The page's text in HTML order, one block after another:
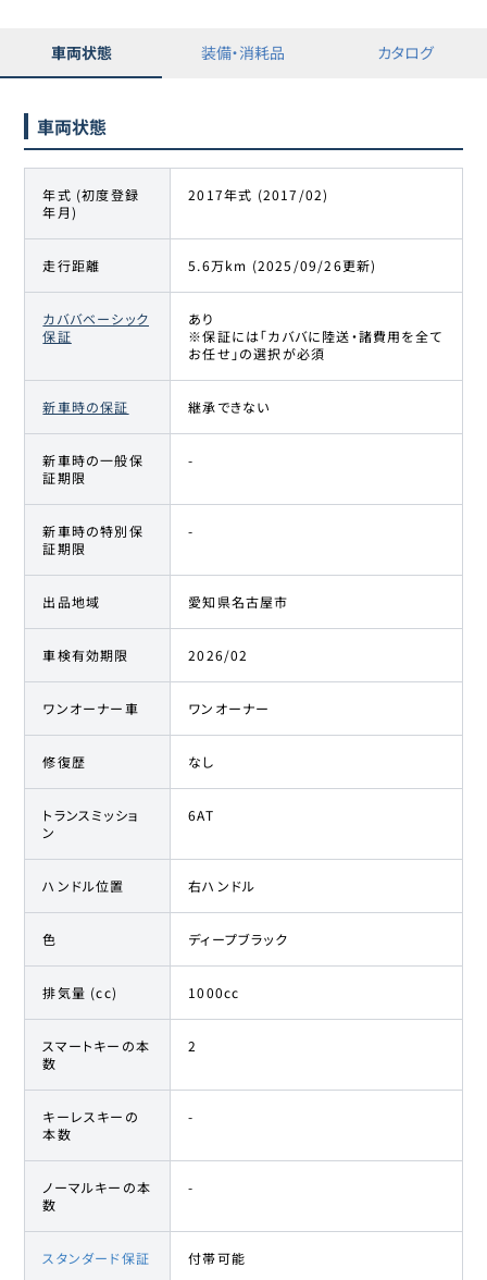
車両状態 装備・消耗品 カタログ
車両状態
年式 (初度登録
年月)
2017年式 (2017/02)
走行距離 5.6万km (2025/09/26更新)
カババベーシック
保証
あり
※保証には「カババに陸送・諸費用を全て
お任せ」の選択が必須
新車時の保証 継承できない
新車時の一般保
証期限
-
新車時の特別保
証期限
-
出品地域 愛知県名古屋市
車検有効期限 2026/02
ワンオーナー車 ワンオーナー
修復歴 なし
トランスミッショ
ン
6AT
ハンドル位置 右ハンドル
色 ディープブラック
排気量 (cc) 1000cc
スマートキーの本
数
2
キーレスキーの
本数
-
ノーマルキーの本
数
-
スタンダード保証 付帯可能